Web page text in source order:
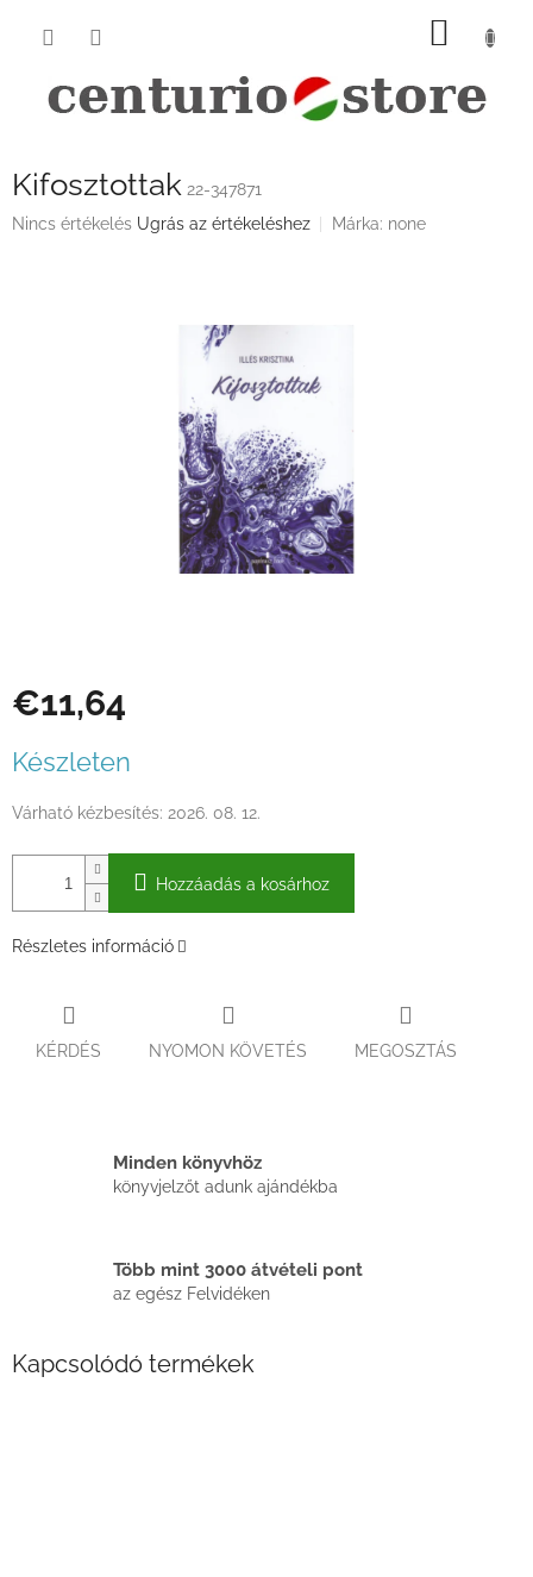
KOSÁR
Kifosztottak 22-347871
A
Nincs értékelés Ugrás az értékeléshez Márka: none
€11,64
Készleten
Várható kézbesítés: 2026. 08. 12.
Hozzáadás a kosárhoz
Részletes információ
KÉRDÉS NYOMON KÖVETÉS MEGOSZTÁS
Minden könyvhöz
könyvjelzőt adunk ajándékba
Több mint 3000 átvételi pont
az egész Felvidéken
Kapcsolódó termékek